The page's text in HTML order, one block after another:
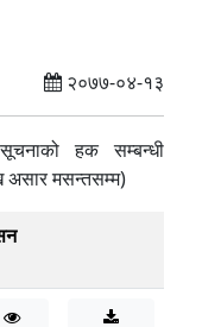
२०७७-०४-१३
हक सम्बन्धी
मसन्तसम्म)